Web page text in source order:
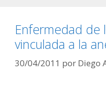
Enfermedad de
vinculada a la
30/04/2011 por Diego